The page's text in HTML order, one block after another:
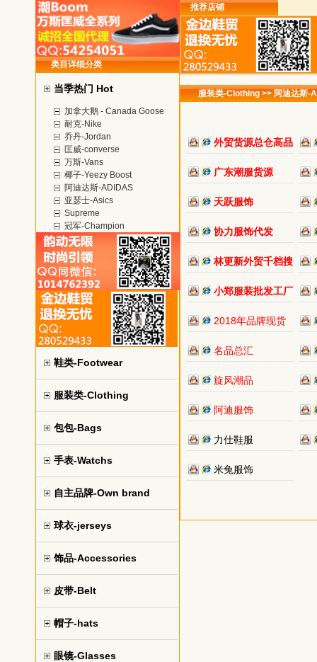
类目详细分类
当季热门 Hot
加拿大鹅 - Canada Goose
耐克-Nike
乔丹-Jordan
匡威-converse
万斯-Vans
椰子-Yeezy Boost
阿迪达斯-ADIDAS
亚瑟士-Asics
Supreme
冠军-Champion
鞋类-Footwear
服装类-Clothing
包包-Bags
手表-Watchs
自主品牌-Own brand
球衣-jerseys
饰品-Accessories
皮带-Belt
帽子-hats
眼镜-Glasses
推荐店铺
服装类-Clothing >> 阿迪达斯-
外贸货源总仓高品
广东潮服货源
天跃服饰
协力服饰代发
林更新外贸千档搜
小郑服装批发工厂
2018年品牌现货
名品总汇
旋风潮品
阿迪服饰
力仕鞋服
米兔服饰